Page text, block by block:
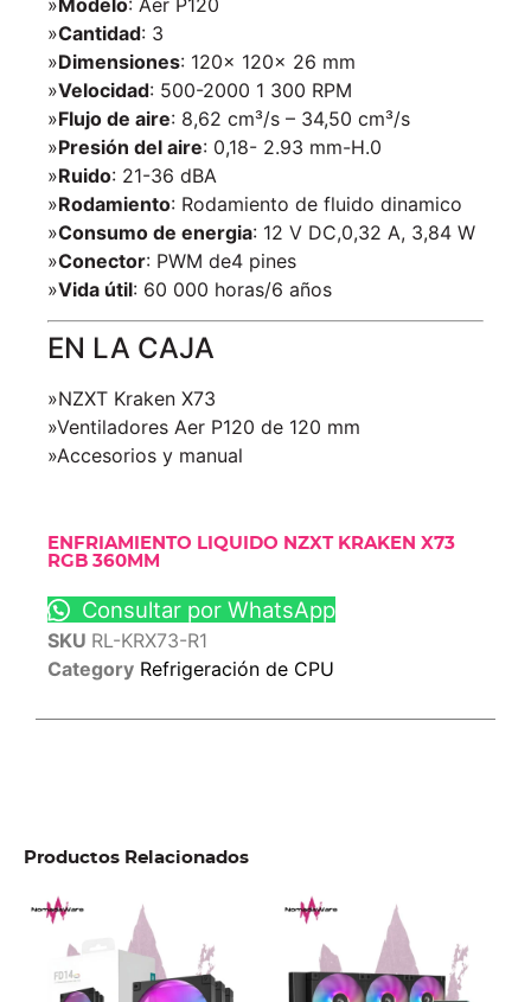
»Cantidad: 3
»Dimensiones: 120x 120x 26 mm
»Velocidad: 500-2000 1 300 RPM
»Flujo de aire: 8,62 cm³/s – 34,50 cm³/s
»Presión del aire: 0,18- 2.93 mm-H.0
»Ruido: 21-36 dBA
»Rodamiento: Rodamiento de fluido dinamico
»Consumo de energia: 12 V DC,0,32 A, 3,84 W
»Conector: PWM de4 pines
»Vida útil: 60 000 horas/6 años
EN LA CAJA
»NZXT Kraken X73
»Ventiladores Aer P120 de 120 mm
»Accesorios y manual
ENFRIAMIENTO LIQUIDO NZXT KRAKEN X73
RGB 360MM
Consultar por WhatsApp
SKU RL-KRX73-R1
Category Refrigeración de CPU
Productos Relacionados